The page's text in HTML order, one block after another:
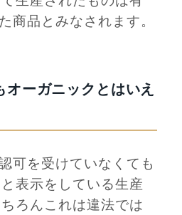
商品とみなされます。
ーガニックとはいえ
可を受けていなくても
と表示をしている生産
ろんこれは違法では